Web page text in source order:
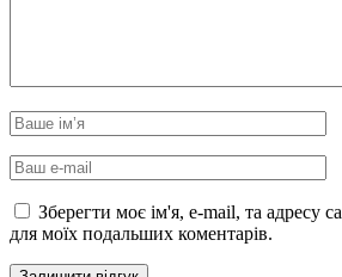
Зберегти моє ім'я, e-mail, та адресу
для моїх подальших коментарів.